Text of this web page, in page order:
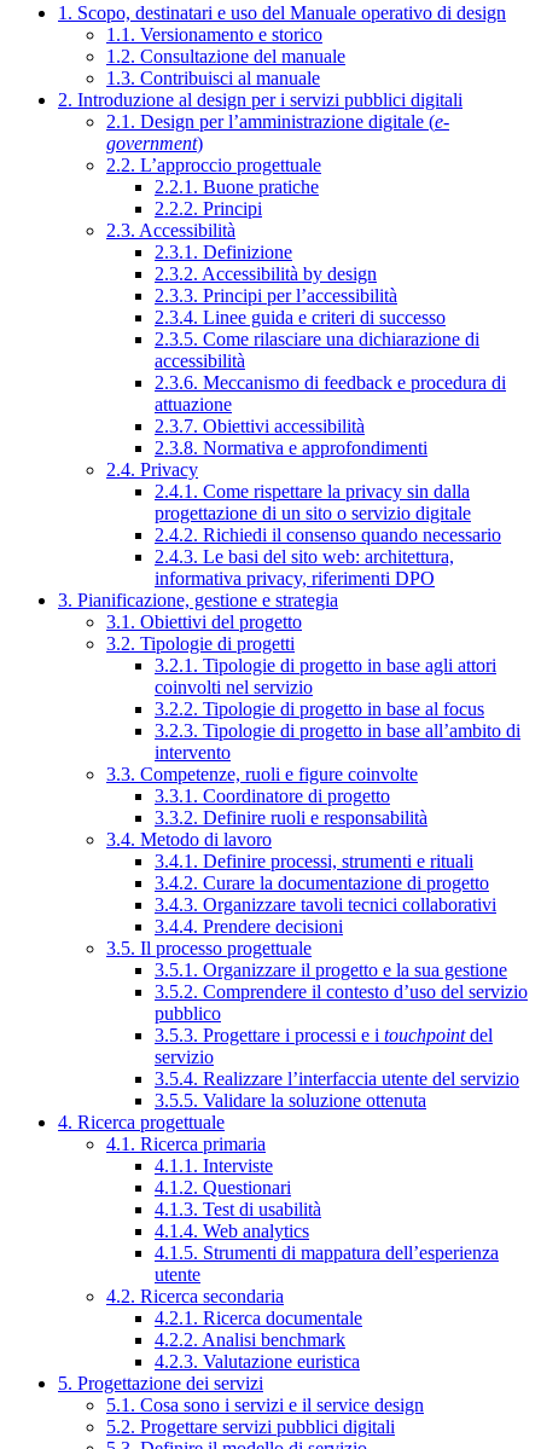
1. Scopo, destinatari e uso del Manuale operativo di design
1.1. Versionamento e storico
1.2. Consultazione del manuale
1.3. Contribuisci al manuale
2. Introduzione al design per i servizi pubblici digitali
2.1. Design per l’amministrazione digitale (e-
government)
2.2. L’approccio progettuale
2.2.1. Buone pratiche
2.2.2. Principi
2.3. Accessibilità
2.3.1. Definizione
2.3.2. Accessibilità by design
2.3.3. Principi per l’accessibilità
2.3.4. Linee guida e criteri di successo
2.3.5. Come rilasciare una dichiarazione di
accessibilità
2.3.6. Meccanismo di feedback e procedura di
attuazione
2.3.7. Obiettivi accessibilità
2.3.8. Normativa e approfondimenti
2.4. Privacy
2.4.1. Come rispettare la privacy sin dalla
progettazione di un sito o servizio digitale
2.4.2. Richiedi il consenso quando necessario
2.4.3. Le basi del sito web: architettura,
informativa privacy, riferimenti DPO
3. Pianificazione, gestione e strategia
3.1. Obiettivi del progetto
3.2. Tipologie di progetti
3.2.1. Tipologie di progetto in base agli attori
coinvolti nel servizio
3.2.2. Tipologie di progetto in base al focus
3.2.3. Tipologie di progetto in base all’ambito di
intervento
3.3. Competenze, ruoli e figure coinvolte
3.3.1. Coordinatore di progetto
3.3.2. Definire ruoli e responsabilità
3.4. Metodo di lavoro
3.4.1. Definire processi, strumenti e rituali
3.4.2. Curare la documentazione di progetto
3.4.3. Organizzare tavoli tecnici collaborativi
3.4.4. Prendere decisioni
3.5. Il processo progettuale
3.5.1. Organizzare il progetto e la sua gestione
3.5.2. Comprendere il contesto d’uso del servizio
pubblico
3.5.3. Progettare i processi e i touchpointdel
servizio
3.5.4. Realizzare l’interfaccia utente del servizio
3.5.5. Validare la soluzione ottenuta
4. Ricerca progettuale
4.1. Ricerca primaria
4.1.1. Interviste
4.1.2. Questionari
4.1.3. Test di usabilità
4.1.4. Web analytics
4.1.5. Strumenti di mappatura dell’esperienza
utente
4.2. Ricerca secondaria
4.2.1. Ricerca documentale
4.2.2. Analisi benchmark
4.2.3. Valutazione euristica
5. Progettazione dei servizi
5.1. Cosa sono i servizi e il service design
5.2. Progettare servizi pubblici digitali